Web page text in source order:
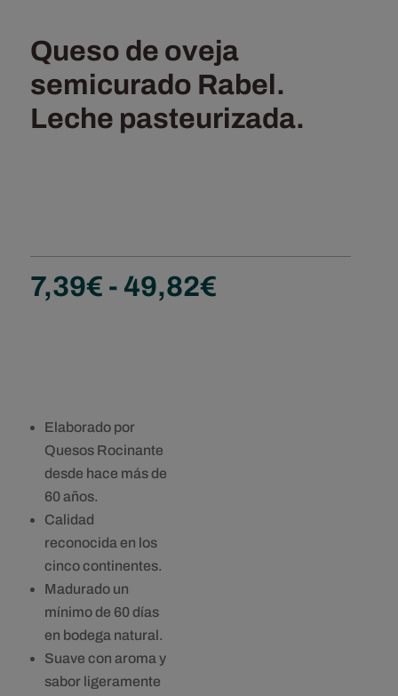
Queso de oveja
semicurado Rabel.
Leche pasteurizada.
7,39€ - 49,82€Rango
de
Elaborado por
Quesos Rocinante
desde hace más de
60 años.
Calidad
reconocida en los
cinco continentes.
Madurado un
mínimo de 60 días
en bodega natural.
Suave con aroma y
sabor ligeramente